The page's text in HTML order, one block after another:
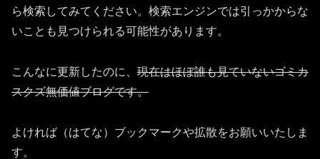
ら検索してみてください。検索エンジンでは引っかからな
いことも見つけられる可能性があります。
こんなに更新したのに、 現在はほぼ誰も見ていないゴミカ
スクズ無価値ブログです。
よければ（はてな）ブックマークや拡散をお願いいたしま
す。